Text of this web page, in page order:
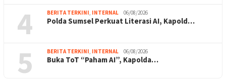
4 BERITA TERKINI, INTERNAL 06/08/2026
Polda Sumsel Perkuat Literasi AI, Kapold…
5 BERITA TERKINI, INTERNAL 06/08/2026
Buka ToT “Paham AI”, Kapolda…